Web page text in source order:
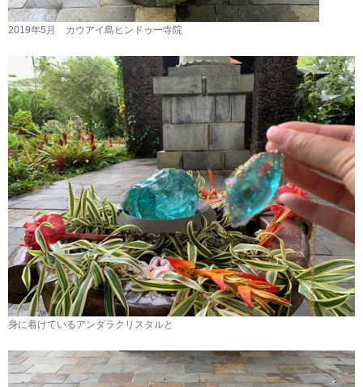
2019年5月 カウアイ島ヒンドゥー寺院
身に着けているアンダラクリスタルと